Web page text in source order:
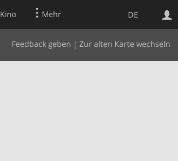
DE
Kino Mehr
Feedback geben | Zur alten Karte wechseln
Websuche